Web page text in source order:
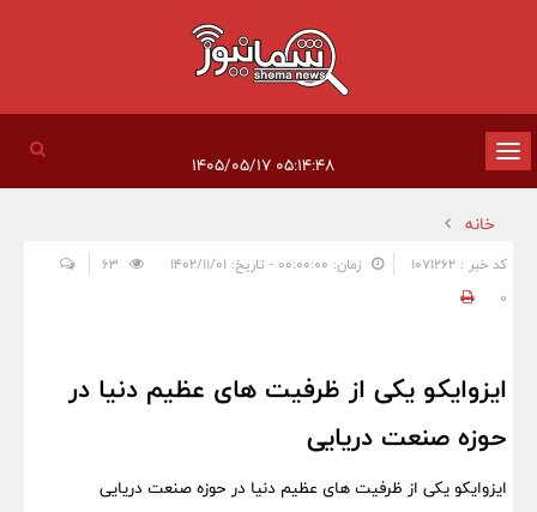
تغییر
وضعیت
ناوبری
خانه
کد خبر : 1071262 زمان: ۰۰:۰۰:۰۰ - تاریخ: ۱۴۰۲/۱۱/۰۱
0
ایزوایکو یکی از ظرفیت های عظیم دنیا در
حوزه صنعت دریایی
ایزوایکو یکی از ظرفیت های عظیم دنیا در حوزه صنعت دریایی